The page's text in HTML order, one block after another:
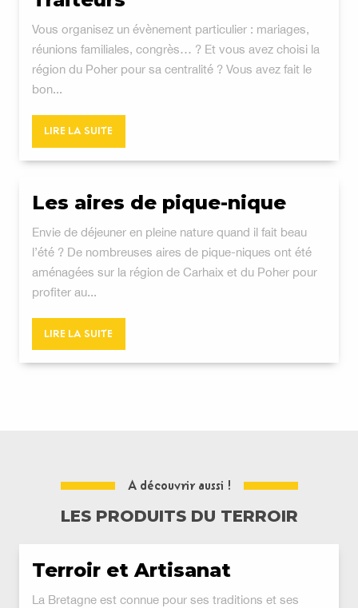
Vous organisez un évènement particulier : mariages,
réunions familiales, congrès… ? Et vous avez choisi la
région du Poher pour sa centralité ? Vous avez fait le
bon...
LIRE LA SUITE
Les aires de pique-nique
Envie de déjeuner en pleine nature quand il fait beau
l’été ? De nombreuses aires de pique-niques ont été
aménagées sur la région de Carhaix et du Poher pour
profiter au...
LIRE LA SUITE
A découvrir aussi !
LES PRODUITS DU TERROIR
Terroir et Artisanat
La Bretagne est connue pour ses traditions et ses